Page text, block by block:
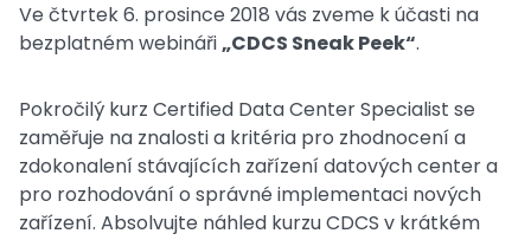
Ve čtvrtek 6. prosince 2018 vás zveme k účasti na
bezplatném webináři„CDCS Sneak Peek“.
Pokročilý kurz Certified Data Center Specialist se
zaměřuje na znalosti a kritéria pro zhodnocení a
zdokonalení stávajících zařízení datových center a
pro rozhodování o správné implementaci nových
zařízení. Absolvujte náhled kurzu CDCS v krátkém